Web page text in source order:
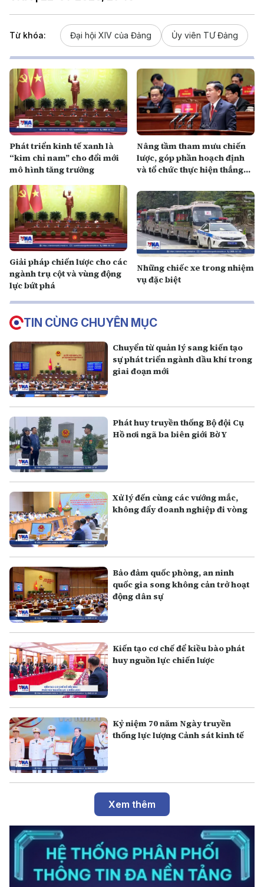
Từ khóa: Đại hội XIV của Đảng Ủy viên TƯ Đảng
Phát triển kinh tế xanh là
“kim chỉ nam” cho đổi mới
mô hình tăng trưởng
Nâng tầm tham mưu chiến
lược, góp phần hoạch định
và tổ chức thực hiện thắng
Đảng
Giải pháp chiến lược cho các
ngành trụ cột và vùng động
lực bứt phá
Những chiếc xe trong nhiệm
vụ đặc biệt
TIN CÙNG CHUYÊN MỤC
Chuyển từ quản lý sang kiến tạo
sự phát triển ngành dầu khí trong
giai đoạn mới
Phát huy truyền thống Bộ đội Cụ
Hồ nơi ngã ba biên giới Bờ Y
Xử lý đến cùng các vướng mắc,
không đẩy doanh nghiệp đi vòng
Bảo đảm quốc phòng, an ninh
quốc gia song không cản trở hoạt
động dân sự
Kiến tạo cơ chế để kiều bào phát
huy nguồn lực chiến lược
Kỷ niệm 70 năm Ngày truyền
thống lực lượng Cảnh sát kinh tế
Xem thêm